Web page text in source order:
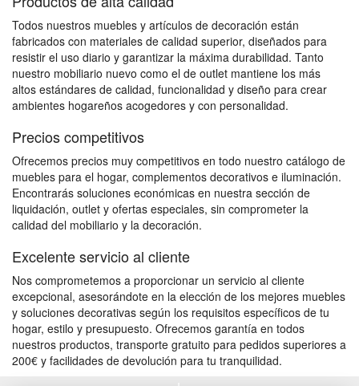
Todos nuestros muebles y artículos de decoración están
fabricados con materiales de calidad superior, diseñados para
resistir el uso diario y garantizar la máxima durabilidad. Tanto
nuestro mobiliario nuevo como el de outlet mantiene los más
altos estándares de calidad, funcionalidad y diseño para crear
ambientes hogareños acogedores y con personalidad.
Precios competitivos
Ofrecemos precios muy competitivos en todo nuestro catálogo de
muebles para el hogar, complementos decorativos e iluminación.
Encontrarás soluciones económicas en nuestra sección de
liquidación, outlet y ofertas especiales, sin comprometer la
calidad del mobiliario y la decoración.
Excelente servicio al cliente
Nos comprometemos a proporcionar un servicio al cliente
excepcional, asesorándote en la elección de los mejores muebles
y soluciones decorativas según los requisitos específicos de tu
hogar, estilo y presupuesto. Ofrecemos garantía en todos
nuestros productos, transporte gratuito para pedidos superiores a
200€ y facilidades de devolución para tu tranquilidad.